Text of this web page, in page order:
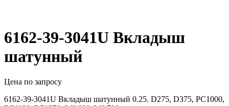
6162-39-3041U Вкладыш
шатунный
Цена по запросу
6162-39-3041U Вкладыш шатунный 0.25. D275, D375, PC1000,